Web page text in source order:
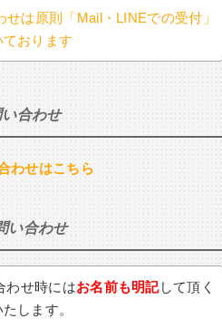
せは原則「Mail・LINEでの受付」
おります
合わせ
わせはこちら
い合わせ
わせ時にはお名前も明記して頂く
します。